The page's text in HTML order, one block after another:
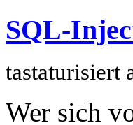
SQL-
tastaturisiert
Wer sich